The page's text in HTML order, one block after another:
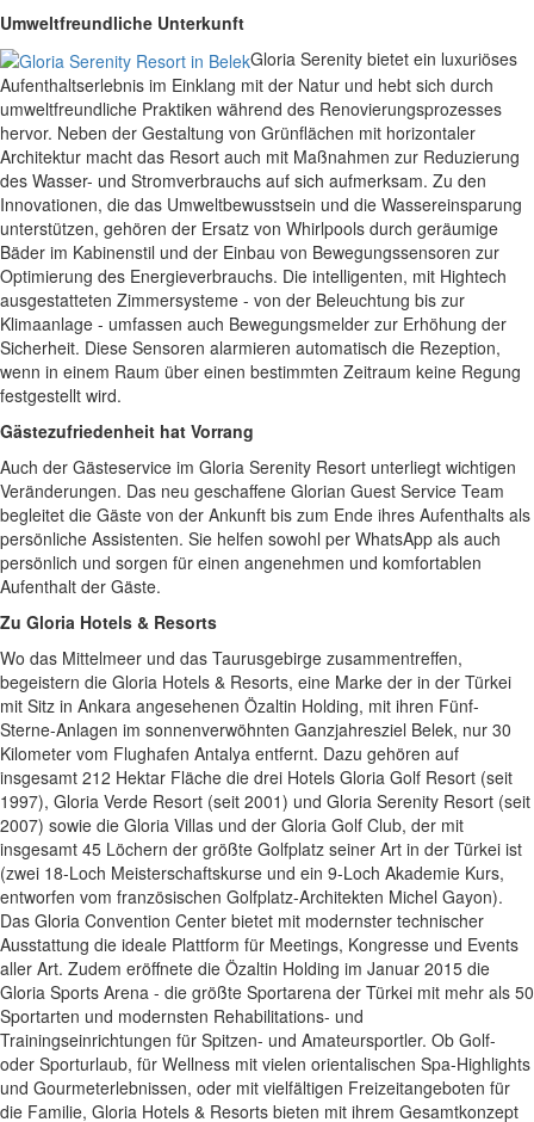
Umweltfreundliche Unterkunft
Gloria Serenity bietet ein luxuriöses
Aufenthaltserlebnis im Einklang mit der Natur und hebt sich durch
umweltfreundliche Praktiken während des Renovierungsprozesses
hervor. Neben der Gestaltung von Grünflächen mit horizontaler
Architektur macht das Resort auch mit Maßnahmen zur Reduzierung
des Wasser- und Stromverbrauchs auf sich aufmerksam. Zu den
Innovationen, die das Umweltbewusstsein und die Wassereinsparung
unterstützen, gehören der Ersatz von Whirlpools durch geräumige
Bäder im Kabinenstil und der Einbau von Bewegungssensoren zur
Optimierung des Energieverbrauchs. Die intelligenten, mit Hightech
ausgestatteten Zimmersysteme - von der Beleuchtung bis zur
Klimaanlage - umfassen auch Bewegungsmelder zur Erhöhung der
Sicherheit. Diese Sensoren alarmieren automatisch die Rezeption,
wenn in einem Raum über einen bestimmten Zeitraum keine Regung
festgestellt wird.
Gästezufriedenheit hat Vorrang
Auch der Gästeservice im Gloria Serenity Resort unterliegt wichtigen
Veränderungen. Das neu geschaffene Glorian Guest Service Team
begleitet die Gäste von der Ankunft bis zum Ende ihres Aufenthalts als
persönliche Assistenten. Sie helfen sowohl per WhatsApp als auch
persönlich und sorgen für einen angenehmen und komfortablen
Aufenthalt der Gäste.
Zu Gloria Hotels & Resorts
Wo das Mittelmeer und das Taurusgebirge zusammentreffen,
begeistern die Gloria Hotels & Resorts, eine Marke der in der Türkei
mit Sitz in Ankara angesehenen Özaltin Holding, mit ihren Fünf-
Sterne-Anlagen im sonnenverwöhnten Ganzjahresziel Belek, nur 30
Kilometer vom Flughafen Antalya entfernt. Dazu gehören auf
insgesamt 212 Hektar Fläche die drei Hotels Gloria Golf Resort (seit
1997), Gloria Verde Resort (seit 2001) und Gloria Serenity Resort (seit
2007) sowie die Gloria Villas und der Gloria Golf Club, der mit
insgesamt 45 Löchern der größte Golfplatz seiner Art in der Türkei ist
(zwei 18-Loch Meisterschaftskurse und ein 9-Loch Akademie Kurs,
entworfen vom französischen Golfplatz-Architekten Michel Gayon).
Das Gloria Convention Center bietet mit modernster technischer
Ausstattung die ideale Plattform für Meetings, Kongresse und Events
aller Art. Zudem eröffnete die Özaltin Holding im Januar 2015 die
Gloria Sports Arena - die größte Sportarena der Türkei mit mehr als 50
Sportarten und modernsten Rehabilitations- und
Trainingseinrichtungen für Spitzen- und Amateursportler. Ob Golf-
oder Sporturlaub, für Wellness mit vielen orientalischen Spa-Highlights
und Gourmeterlebnissen, oder mit vielfältigen Freizeitangeboten für
die Familie, Gloria Hotels & Resorts bieten mit ihrem Gesamtkonzept